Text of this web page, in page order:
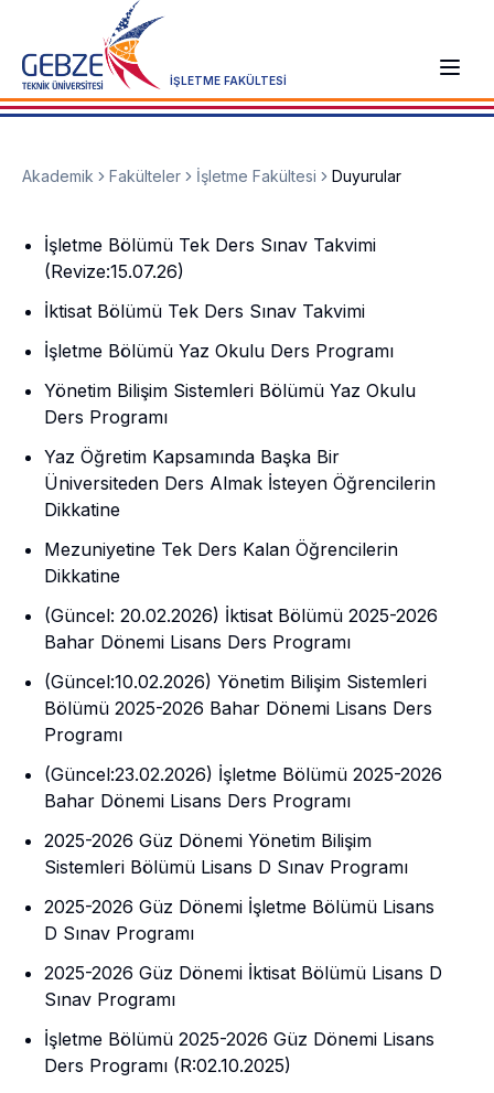
İŞLETME FAKÜLTESİ
Akademik Fakülteler İşletme Fakültesi Duyurular
İşletme Bölümü Tek Ders Sınav Takvimi
(Revize:15.07.26)
İktisat Bölümü Tek Ders Sınav Takvimi
İşletme Bölümü Yaz Okulu Ders Programı
Yönetim Bilişim Sistemleri Bölümü Yaz Okulu
Ders Programı
Yaz Öğretim Kapsamında Başka Bir
Üniversiteden Ders Almak İsteyen Öğrencilerin
Dikkatine
Mezuniyetine Tek Ders Kalan Öğrencilerin
Dikkatine
(Güncel: 20.02.2026) İktisat Bölümü 2025-2026
Bahar Dönemi Lisans Ders Programı
(Güncel:10.02.2026) Yönetim Bilişim Sistemleri
Bölümü 2025-2026 Bahar Dönemi Lisans Ders
Programı
(Güncel:23.02.2026) İşletme Bölümü 2025-2026
Bahar Dönemi Lisans Ders Programı
2025-2026 Güz Dönemi Yönetim Bilişim
Sistemleri Bölümü Lisans D Sınav Programı
2025-2026 Güz Dönemi İşletme Bölümü Lisans
D Sınav Programı
2025-2026 Güz Dönemi İktisat Bölümü Lisans D
Sınav Programı
İşletme Bölümü 2025-2026 Güz Dönemi Lisans
Ders Programı (R:02.10.2025)